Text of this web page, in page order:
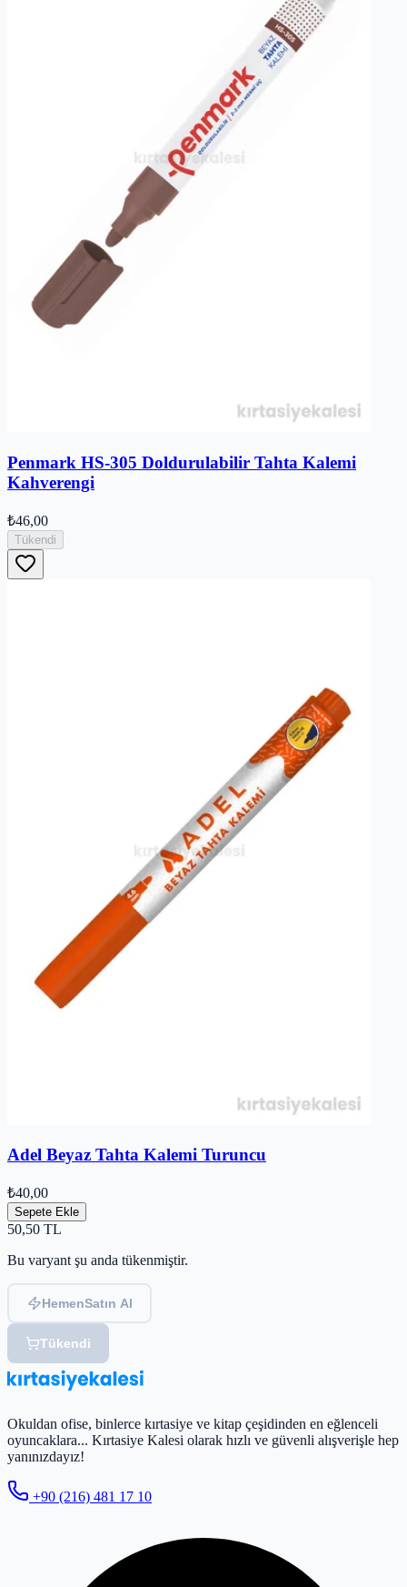
Penmark HS-305 Doldurulabilir Tahta Kalemi
Kahverengi
₺46,00
Tükendi
Adel Beyaz Tahta Kalemi Turuncu
₺40,00
Sepete Ekle
50,50 TL
Bu varyant şu anda tükenmiştir.
HemenSatın Al
Tükendi
Okuldan ofise, binlerce kırtasiye ve kitap çeşidinden en eğlenceli
oyuncaklara... Kırtasiye Kalesi olarak hızlı ve güvenli alışverişle hep
yanınızdayız!
+90 (216) 481 17 10